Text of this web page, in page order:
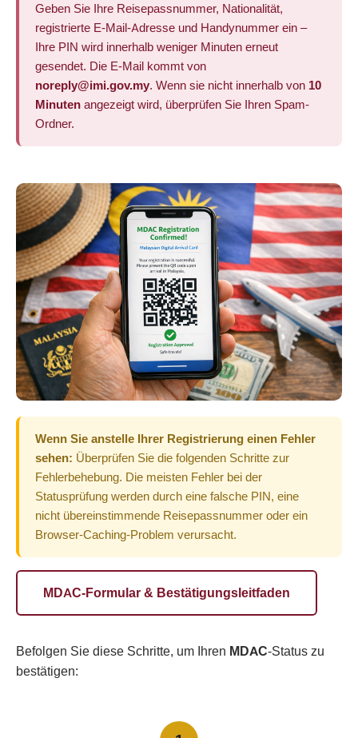
Geben Sie Ihre Reisepassnummer, Nationalität,
registrierte E-Mail-Adresse und Handynummer ein –
Ihre PIN wird innerhalb weniger Minuten erneut
gesendet. Die E-Mail kommt von
noreply@imi.gov.my. Wenn sie nicht innerhalb von 10
Minuten angezeigt wird, überprüfen Sie Ihren Spam-
Ordner.
Wenn Sie anstelle Ihrer Registrierung einen Fehler
sehen: Überprüfen Sie die folgenden Schritte zur
Fehlerbehebung. Die meisten Fehler bei der
Statusprüfung werden durch eine falsche PIN, eine
nicht übereinstimmende Reisepassnummer oder ein
Browser-Caching-Problem verursacht.
MDAC-Formular & Bestätigungsleitfaden
Befolgen Sie diese Schritte, um Ihren MDAC-Status zu
bestätigen: